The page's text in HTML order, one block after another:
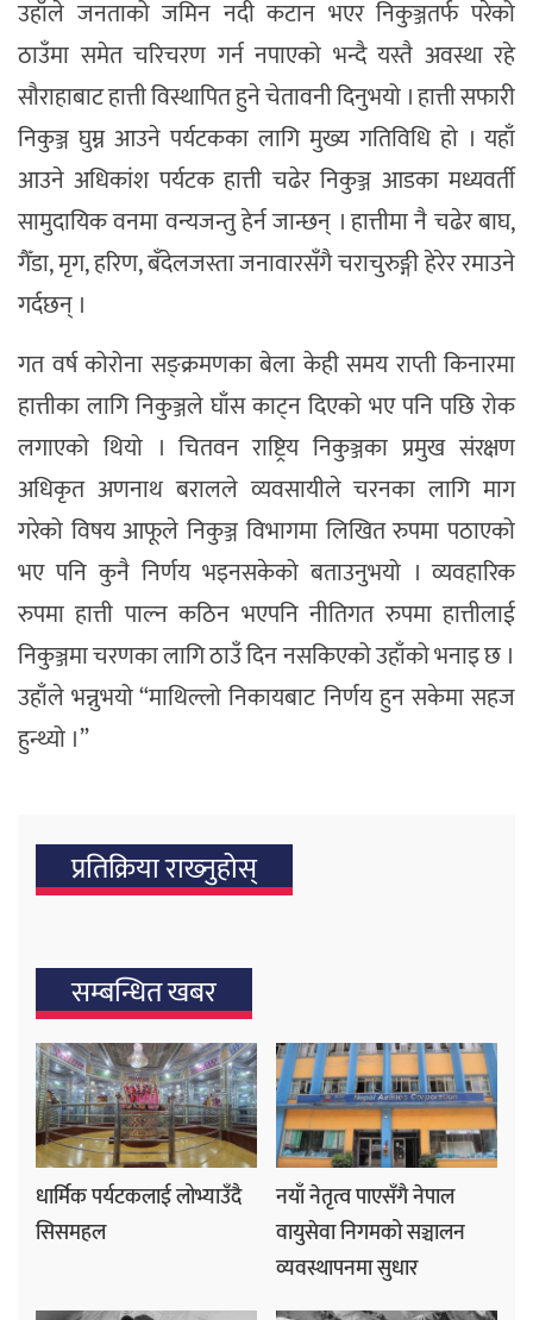
उहाँले जनताको जमिन नदी कटान भएर निकुञ्जतर्फ परेको
ठाउँमा समेत चरिचरण गर्न नपाएको भन्दै यस्तै अवस्था रहे
सौराहाबाट हात्ती विस्थापित हुने चेतावनी दिनुभयो । हात्ती सफारी
निकुञ्ज घुम्न आउने पर्यटकका लागि मुख्य गतिविधि हो । यहाँ
आउने अधिकांश पर्यटक हात्ती चढेर निकुञ्ज आडका मध्यवर्ती
सामुदायिक वनमा वन्यजन्तु हेर्न जान्छन् । हात्तीमा नै चढेर बाघ,
गैँडा, मृग, हरिण, बँदेलजस्ता जनावारसँगै चराचुरुङ्गी हेरेर रमाउने
गर्दछन् ।
गत वर्ष कोरोना सङ्क्रमणका बेला केही समय राप्ती किनारमा
हात्तीका लागि निकुञ्जले घाँस काट्न दिएको भए पनि पछि रोक
लगाएको थियो । चितवन राष्ट्रिय निकुञ्जका प्रमुख संरक्षण
अधिकृत अणनाथ बरालले व्यवसायीले चरनका लागि माग
गरेको विषय आफूले निकुञ्ज विभागमा लिखित रुपमा पठाएको
भए पनि कुनै निर्णय भइनसकेको बताउनुभयो । व्यवहारिक
रुपमा हात्ती पाल्न कठिन भएपनि नीतिगत रुपमा हात्तीलाई
निकुञ्जमा चरणका लागि ठाउँ दिन नसकिएको उहाँको भनाइ छ ।
उहाँले भन्नुभयो “माथिल्लो निकायबाट निर्णय हुन सकेमा सहज
हुन्थ्यो ।”
प्रतिक्रिया राख्‍नुहोस्
सम्बन्धित खबर
धार्मिक पर्यटकलाई लोभ्याउँदै
सिसमहल
नयाँ नेतृत्व पाएसँगै नेपाल
वायुसेवा निगमको सञ्चालन
व्यवस्थापनमा सुधार